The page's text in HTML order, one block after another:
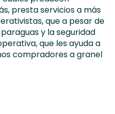
presta servicios a más
que a pesar de
y la seguridad
que les ayuda a
compradores a granel